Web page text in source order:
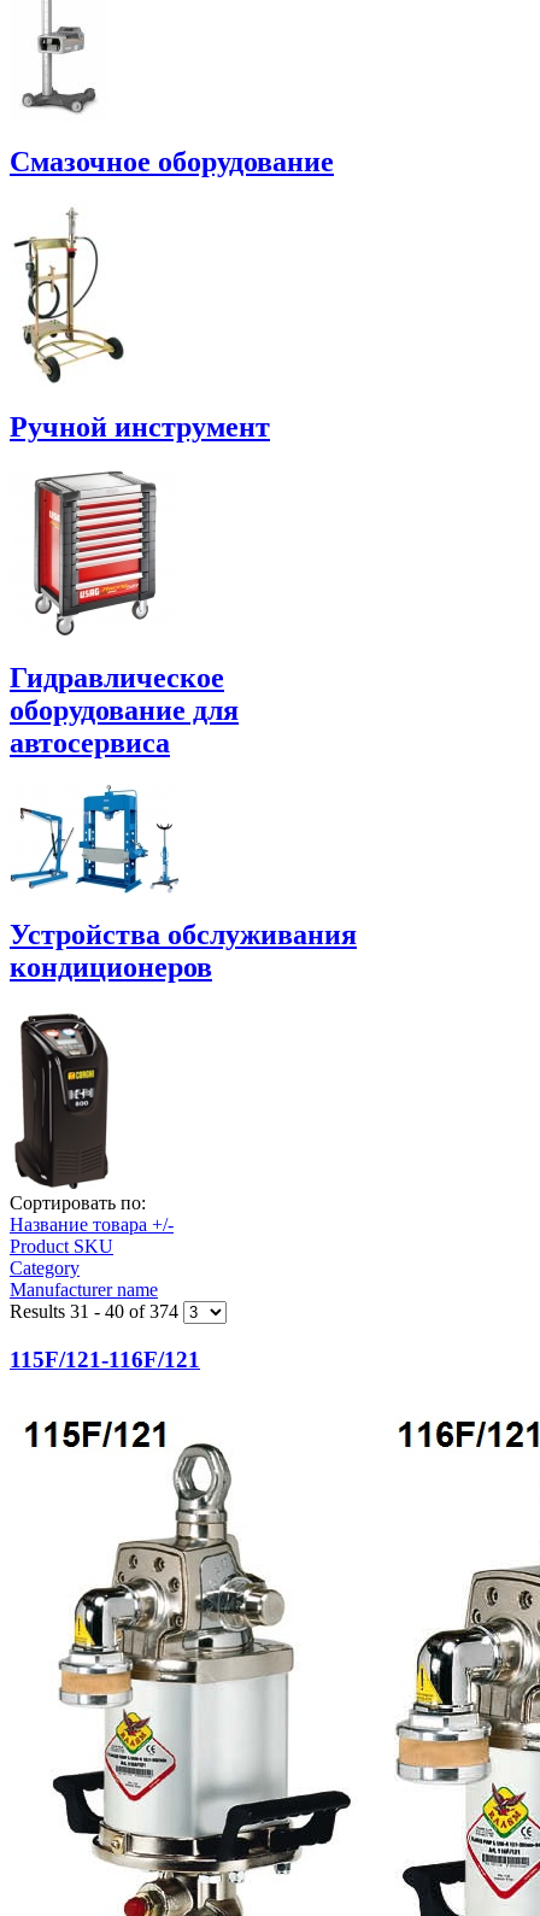
Смазочное оборудование
Ручной инструмент
Гидравлическое
оборудование для
автосервиса
Устройства обслуживания
кондиционеров
Сортировать по:
Название товара +/-
Product SKU
Category
Manufacturer name
Results 31 - 40 of 374
115F/121-116F/121